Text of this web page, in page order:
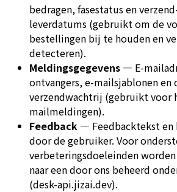
bedragen, fasestatus en
leverdatums (gebruikt om de
bestellingen bij te houden en
detecteren).
Meldingsgegevens — E-
ontvangers, e-mailsjablonen en
verzendwachtrij (gebruikt voor
mailmeldingen).
Feedback — Feedbacktekst
door de gebruiker. Voor
verbeteringsdoeleinden
naar een door ons beheerd
(desk-api.jizai.dev).